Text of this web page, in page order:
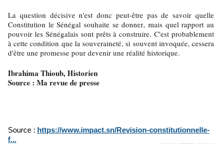
La question décisive n'est donc peut-être pas de savoir quelle
Constitution le Sénégal souhaite se donner, mais quel rapport au
pouvoir les Sénégalais sont prêts à construire. C'est probablement
à cette condition que la souveraineté, si souvent invoquée, cessera
d'être une promesse pour devenir une réalité historique.
Ibrahima Thioub, Historien
Source : Ma revue de presse
Source : https://www.impact.sn/Revision-constitutionnelle-
f...